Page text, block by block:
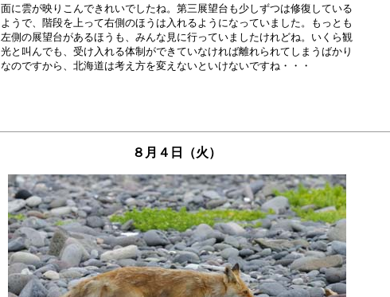
面に雲が映りこんできれいでしたね。第三展望台も少しずつは修復している
ようで、階段を上って右側のほうは入れるようになっていました。もっとも
左側の展望台があるほうも、みんな見に行っていましたけれどね。いくら観
光と叫んでも、受け入れる体制ができていなければ離れられてしまうばかり
８月４日（火）